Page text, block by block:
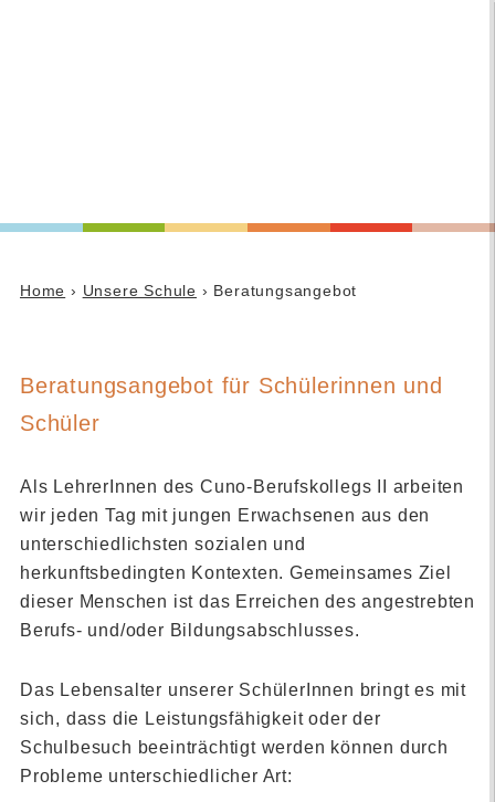
Home › Unsere Schule › Beratungsangebot
Beratungsangebot für Schülerinnen und
Schüler
Als LehrerInnen des Cuno-Berufskollegs II arbeiten
wir jeden Tag mit jungen Erwachsenen aus den
unterschiedlichsten sozialen und
herkunftsbedingten Kontexten. Gemeinsames Ziel
dieser Menschen ist das Erreichen des angestrebten
Berufs- und/oder Bildungsabschlusses.
Das Lebensalter unserer SchülerInnen bringt es mit
sich, dass die Leistungsfähigkeit oder der
Schulbesuch beeinträchtigt werden können durch
Probleme unterschiedlicher Art: